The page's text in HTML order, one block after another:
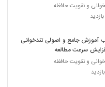
و تقویت حافظه
آموزش جامع و اصولی تندخوانی
سرعت مطالعه
و تقویت حافظه